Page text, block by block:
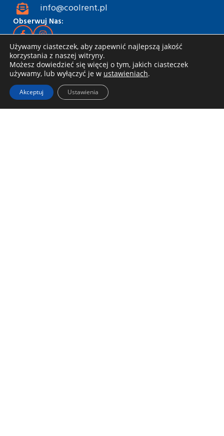
info@coolrent.pl
Obserwuj Nas:
Wynajem narzędzi
Katalog
Rabaty i akcje
Jak wynająć
Używamy ciasteczek, aby zapewnić najlepszą jakość
korzystania z naszej witryny.
Możesz dowiedzieć się więcej o tym, jakich ciasteczek
używamy, lub wyłączyć je w ustawieniach.
Akceptuj Ustawienia